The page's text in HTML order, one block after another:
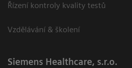
Řízení kontroly kvality testů
Vzdělávání & školení
Siemens Healthcare, s.r.o.